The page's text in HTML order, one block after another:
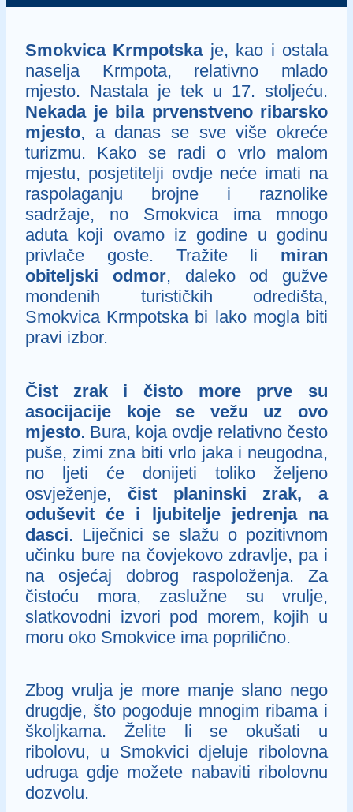
Smokvica Krmpotskaje, kao i ostala
naselja Krmpota, relativno mlado
mjesto. Nastala je tek u 17. stoljeću.
Nekada je bila prvenstveno ribarsko
mjesto, a danas se sve više okreće
turizmu. Kako se radi o vrlo malom
mjestu, posjetitelji ovdje neće imati na
raspolaganju brojne i raznolike
sadržaje, no Smokvica ima mnogo
aduta koji ovamo iz godine u godinu
privlače goste. Tražite li miran
obiteljski odmor, daleko od gužve
mondenih turističkih odredišta,
Smokvica Krmpotska bi lako mogla biti
pravi izbor.
Čist zrak i čisto more prve su
asocijacije koje se vežu uz ovo
mjesto. Bura, koja ovdje relativno često
puše, zimi zna biti vrlo jaka i neugodna,
no ljeti će donijeti toliko željeno
osvježenje, čist planinski zrak, a
oduševit će i ljubitelje jedrenja na
dasci. Liječnici se slažu o pozitivnom
učinku bure na čovjekovo zdravlje, pa i
na osjećaj dobrog raspoloženja. Za
čistoću mora, zaslužne su vrulje,
slatkovodni izvori pod morem, kojih u
moru oko Smokvice ima poprilično.
Zbog vrulja je more manje slano nego
drugdje, što pogoduje mnogim ribama i
školjkama. Želite li se okušati u
ribolovu, u Smokvici djeluje ribolovna
udruga gdje možete nabaviti ribolovnu
dozvolu.